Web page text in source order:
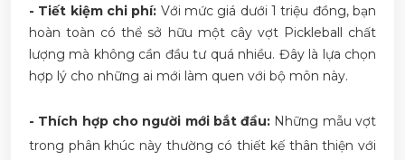
- Tiết kiệm chi phí: Với mức giá dưới 1 triệu đồng, bạn
hoàn toàn có thể sở hữu một cây vợt Pickleball chất
lượng mà không cần đầu tư quá nhiều. Đây là lựa chọn
hợp lý cho những ai mới làm quen với bộ môn này.
- Thích hợp cho người mới bắt đầu: Những mẫu vợt
trong phân khúc này thường có thiết kế thân thiện với